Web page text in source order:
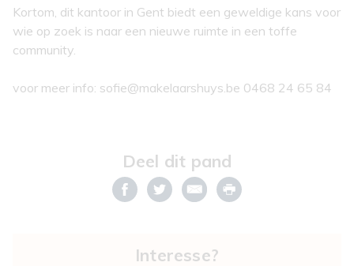
Kortom, dit kantoor in Gent biedt een geweldige kans voor
wie op zoek is naar een nieuwe ruimte in een toffe
community.
voor meer info: sofie@makelaarshuys.be 0468 24 65 84
Deel dit pand
Interesse?